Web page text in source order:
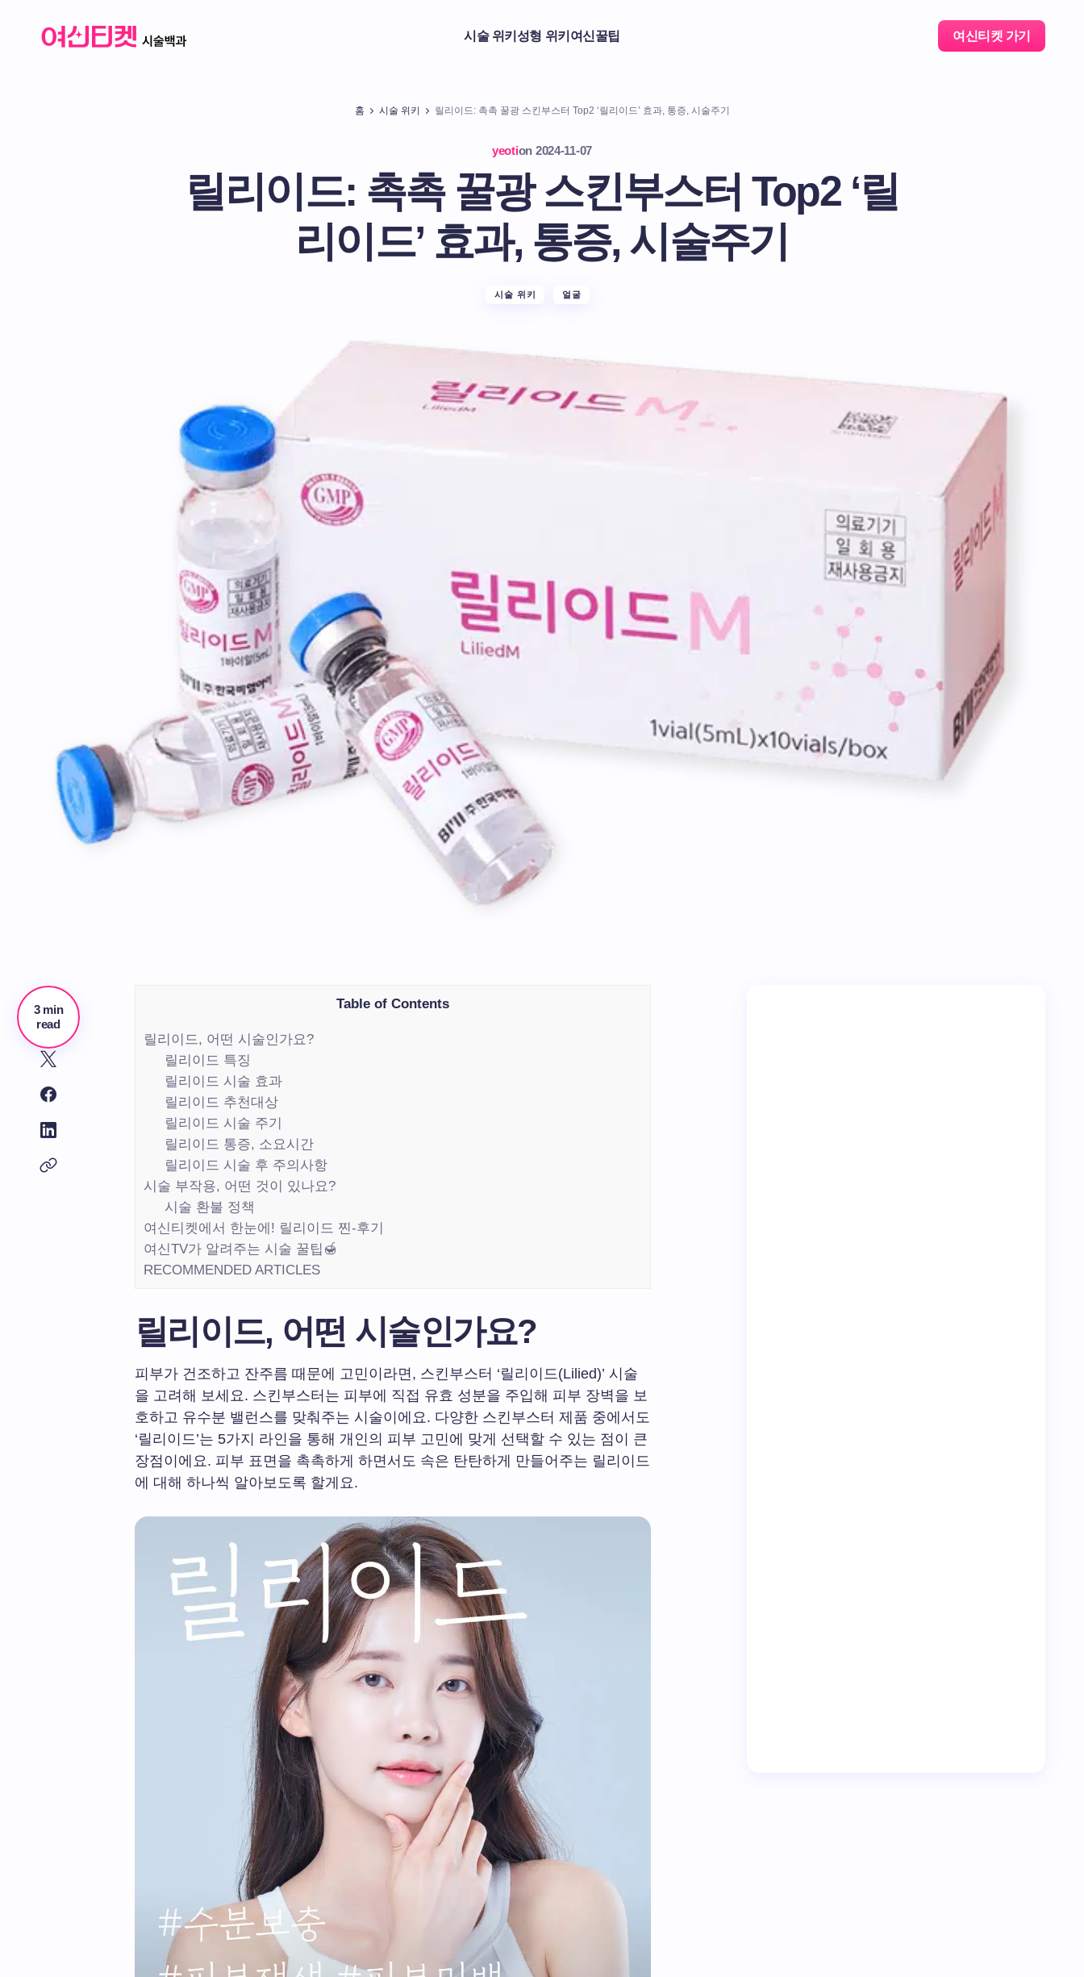
시술 위키 성형 위키 여신꿀팁 여신티켓 가기
홈 시술 위키 릴리이드: 촉촉 꿀광 스킨부스터 Top2 ‘릴리이드’ 효과, 통증, 시술주기
yeotion 2024-11-07
릴리이드: 촉촉 꿀광 스킨부스터 Top2 ‘릴
리이드’ 효과, 통증, 시술주기
시술 위키 얼굴
3 min
read
Table of Contents
릴리이드, 어떤 시술인가요?
릴리이드 특징
릴리이드 시술 효과
릴리이드 추천대상
릴리이드 시술 주기
릴리이드 통증, 소요시간
릴리이드 시술 후 주의사항
시술 부작용, 어떤 것이 있나요?
시술 환불 정책
여신티켓에서 한눈에! 릴리이드 찐-후기
여신TV가 알려주는 시술 꿀팁🍯
RECOMMENDED ARTICLES
릴리이드, 어떤 시술인가요?
피부가 건조하고 잔주름 때문에 고민이라면, 스킨부스터 ‘릴리이드(Lilied)’ 시술
을 고려해 보세요. 스킨부스터는 피부에 직접 유효 성분을 주입해 피부 장벽을 보
호하고 유수분 밸런스를 맞춰주는 시술이에요. 다양한 스킨부스터 제품 중에서도
‘릴리이드’는 5가지 라인을 통해 개인의 피부 고민에 맞게 선택할 수 있는 점이 큰
장점이에요. 피부 표면을 촉촉하게 하면서도 속은 탄탄하게 만들어주는 릴리이드
에 대해 하나씩 알아보도록 할게요.